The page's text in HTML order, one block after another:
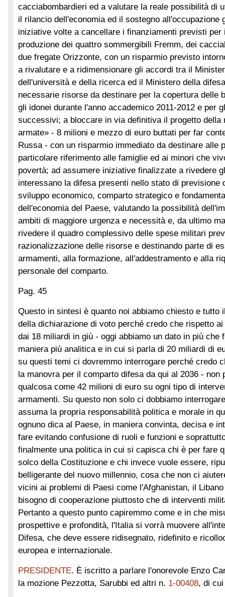
cacciabombardieri ed a valutare la reale possibilità di
il rilancio dell'economia ed il sostegno all'occupazione
iniziative volte a cancellare i finanziamenti previsti per
produzione dei quattro sommergibili Fremm, dei
due fregate Orizzonte, con un risparmio previsto
a rivalutare e a ridimensionare gli accordi tra il
dell'università e della ricerca ed il Ministero della
necessarie risorse da destinare per la copertura delle
gli idonei durante l'anno accademico 2011-2012 e per
successivi; a bloccare in via definitiva il progetto della
armate» - 8 milioni e mezzo di euro buttati per far
Russa - con un risparmio immediato da destinare alle
particolare riferimento alle famiglie ed ai minori che
povertà; ad assumere iniziative finalizzate a rivedere
interessano la difesa presenti nello stato di previsione
sviluppo economico, comparto strategico e
dell'economia del Paese, valutando la possibilità
ambiti di maggiore urgenza e necessità e, da ultimo
rivedere il quadro complessivo delle spese militari
razionalizzazione delle risorse e destinando parte di
armamenti, alla formazione, all'addestramento e alla
personale del comparto.
Pag. 45
Questo in sintesi è quanto noi abbiamo chiesto e tutto
della dichiarazione di voto perché credo che rispetto
dai 18 miliardi in giù - oggi abbiamo un dato in più che
maniera più analitica e in cui si parla di 20 miliardi di
su questi temi ci dovremmo interrogare perché credo
la manovra per il comparto difesa da qui al 2036 - non
qualcosa come 42 milioni di euro su ogni tipo di
armamenti. Su questo non solo ci dobbiamo
assuma la propria responsabilità politica e morale in
ognuno dica al Paese, in maniera convinta, decisa e
fare evitando confusione di ruoli e funzioni e
finalmente una politica in cui si capisca chi è per fare
solco della Costituzione e chi invece vuole essere,
belligerante del nuovo millennio, cosa che non ci
vicini ai problemi di Paesi come l'Afghanistan, il
bisogno di cooperazione piuttosto che di interventi
Pertanto a questo punto capiremmo come e in che
prospettive e profondità, l'Italia si vorrà muovere
Difesa, che deve essere ridisegnato, ridefinito e
europea e internazionale.
PRESIDENTE. È iscritto a parlare l'onorevole Enzo
la mozione Pezzotta, Sarubbi ed altri n. 1-00408, di